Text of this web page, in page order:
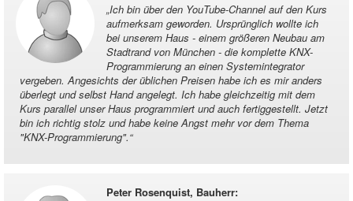
„Ich bin über den YouTube-Channel auf den Kurs
aufmerksam geworden. Ursprünglich wollte ich
bei unserem Haus - einem größeren Neubau am
Stadtrand von München - die komplette KNX-
Programmierung an einen Systemintegrator
vergeben. Angesichts der üblichen Preisen habe ich es mir anders
überlegt und selbst Hand angelegt. Ich habe gleichzeitig mit dem
Kurs parallel unser Haus programmiert und auch fertiggestellt. Jetzt
bin ich richtig stolz und habe keine Angst mehr vor dem Thema
"KNX-Programmierung".“
Peter Rosenquist, Bauherr: